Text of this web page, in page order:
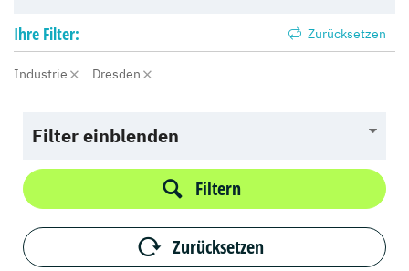
Ihre Filter: Zurücksetzen
Industrie Dresden
Filter einblenden
Filtern
Zurücksetzen